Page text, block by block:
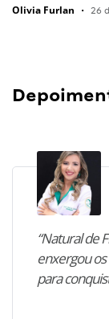
Olivia Furlan • 26
“Natural de
enxergou
para